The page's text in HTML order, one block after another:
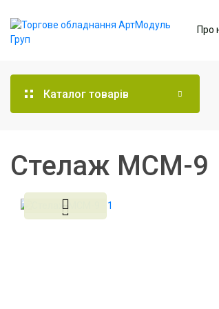
Про
Каталог товарів
Стелаж МСМ-9